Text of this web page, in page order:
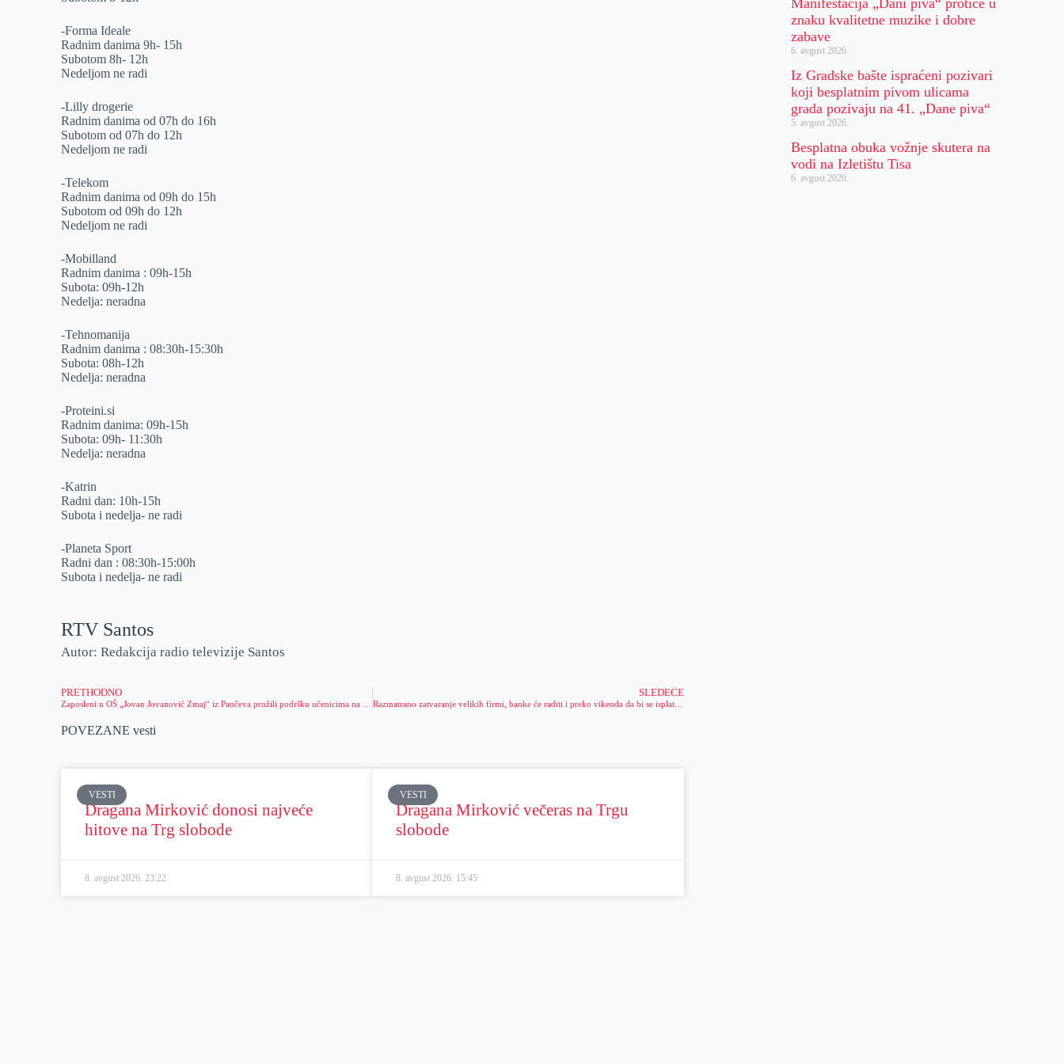
-Forma Ideale
Radnim danima 9h- 15h
Subotom 8h- 12h
Nedeljom ne radi
-Lilly drogerie
Radnim danima od 07h do 16h
Subotom od 07h do 12h
Nedeljom ne radi
-Telekom
Radnim danima od 09h do 15h
Subotom od 09h do 12h
Nedeljom ne radi
-Mobilland
Radnim danima : 09h-15h
Subota: 09h-12h
Nedelja: neradna
-Tehnomanija
Radnim danima : 08:30h-15:30h
Subota: 08h-12h
Nedelja: neradna
-Proteini.si
Radnim danima: 09h-15h
Subota: 09h- 11:30h
Nedelja: neradna
-Katrin
Radni dan: 10h-15h
Subota i nedelja- ne radi
-Planeta Sport
Radni dan : 08:30h-15:00h
Subota i nedelja- ne radi
RTV Santos
Autor: Redakcija radio televizije Santos
PRETHODNO SLEDEĆE
Razmatrano zatvaranje velikih firmi, banke će raditi i preko vikenda da bi se isplatile penzije
POVEZANE vesti
VESTI
Dragana Mirković donosi najveće
hitove na Trg slobode
8. avgust 2026. 23:22
VESTI
Dragana Mirković večeras na Trgu
slobode
8. avgust 2026. 15:45
Manifestacija „Dani piva“ protiče u
znaku kvalitetne muzike i dobre
zabave
6. avgust 2026.
Iz Gradske bašte ispraćeni pozivari
koji besplatnim pivom ulicama
grada pozivaju na 41. „Dane piva“
5. avgust 2026.
Besplatna obuka vožnje skutera na
vodi na Izletištu Tisa
6. avgust 2026.